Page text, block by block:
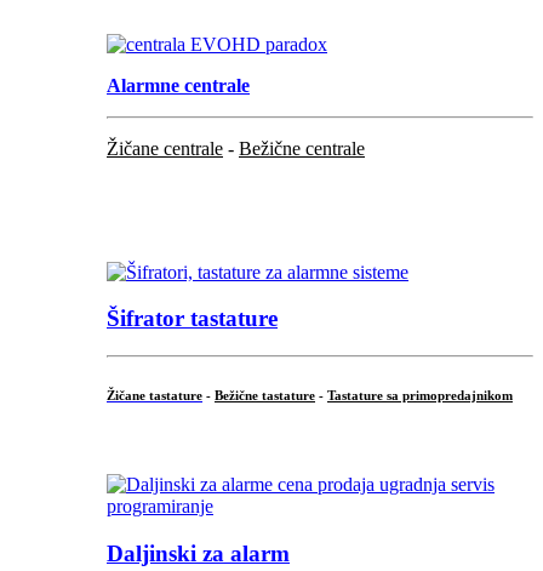
Alarmne centrale
Žičane centrale - Bežične centrale
Šifrator tastature
Žičane tastature - Bežične tastature - Tastature sa primopredajnikom
Daljinski za alarm